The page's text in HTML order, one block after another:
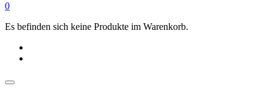
0
Es befinden sich keine Produkte im Warenkorb.